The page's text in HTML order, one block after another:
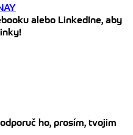
alebo LinkedIne, aby
ho, prosím, tvojim